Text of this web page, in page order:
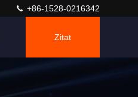
+86-1528-0216342
Zitat